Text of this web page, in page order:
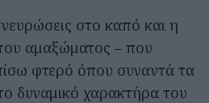
στο καπό και η
αμαξώματος – που
φτερό όπου συναντά τα
δυναμικό χαρακτήρα του